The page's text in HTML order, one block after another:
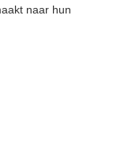
naar hun